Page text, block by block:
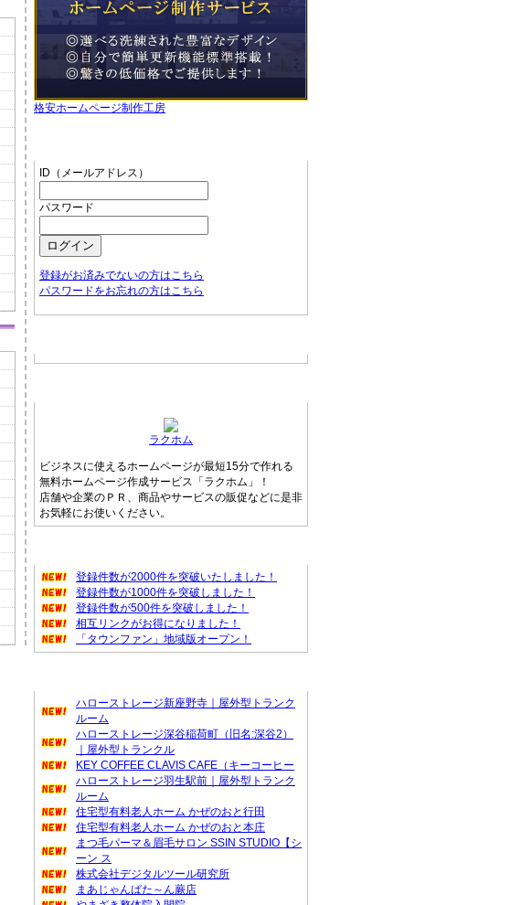
格安ホームページ制作工房
ID（メールアドレス）
パスワード
登録がお済みでないの方はこちら
パスワードをお忘れの方はこちら
ラクホム
ビジネスに使えるホームページが最短15分で作れる
無料ホームページ作成サービス「ラクホム」！
店舗や企業のＰＲ、商品やサービスの販促などに是非
お気軽にお使いください。
登録件数が2000件を突破いたしました！
登録件数が1000件を突破しました！
登録件数が500件を突破しました！
相互リンクがお得になりました！
「タウンファン」地域版オープン！
ハローストレージ新座野寺｜屋外型トランク
ルーム
ハローストレージ深谷稲荷町（旧名:深谷2）
｜屋外型トランクル
KEY COFFEE CLAVIS CAFE（キーコーヒー
ハローストレージ羽生駅前｜屋外型トランク
ルーム
住宅型有料老人ホーム かぜのおと行田
住宅型有料老人ホーム かぜのおと本庄
まつ毛パーマ＆眉毛サロン SSIN STUDIO【シ
ーン ス
株式会社デジタルツール研究所
まあじゃんぱた～ん蕨店